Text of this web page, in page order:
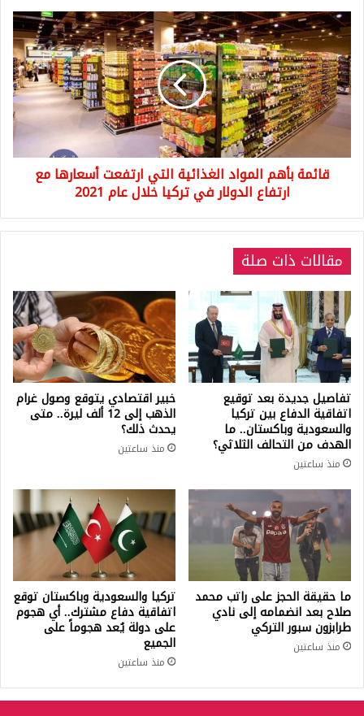
قائمة
بأهم
المواد
الغذائية
التي
ارتفعت
أسعارها
ارتفاع
الدولار
خلال
2021
قائمة بأهم المواد الغذائية التي ارتفعت أسعارها مع
ارتفاع الدولار في تركيا خلال عام 2021
مقالات ذات صلة
تفاصيل جديدة بعد توقيع
اتفاقية الدفاع بين تركيا
والسعودية وباكستان.. ما
الهدف من التحالف الثلاثي؟
منذ ساعتين
خبير اقتصادي يتوقع وصول غرام
الذهب إلى 12 ألف ليرة.. متى
يحدث ذلك؟
منذ ساعتين
ما حقيقة الحجز على راتب محمد
صلاح بعد انضمامه إلى نادي
طرابزون سبور التركي
منذ ساعتين
تركيا والسعودية وباكستان توقع
اتفاقية دفاع مشترك.. أي هجوم
على دولة يُعد هجوماً على
الجميع
منذ ساعتين